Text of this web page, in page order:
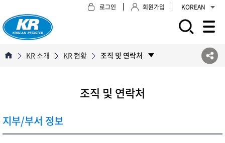
로그인 회원가입 KOREAN
KR 소개 KR 현황 조직 및 연락처
조직 및 연락처
지부/부서 정보